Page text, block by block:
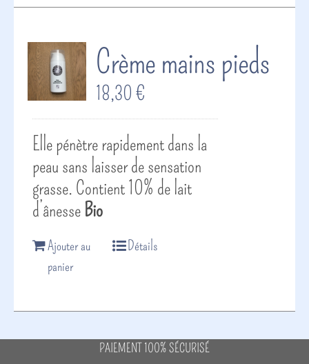
Crème mains pieds
18,30€
Elle pénètre rapidement dans la
peau sans laisser de sensation
grasse. Contient 10% de lait
d’ânesse Bio
Ajouter au
panier
Détails
PAIEMENT 100% SÉCURISÉ